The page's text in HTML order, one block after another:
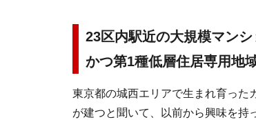
23区内駅近の大規模マンシ
かつ第1種低層住居専用地
東京都の城西エリアで生まれ育った
が建つと聞いて、以前から興味を持